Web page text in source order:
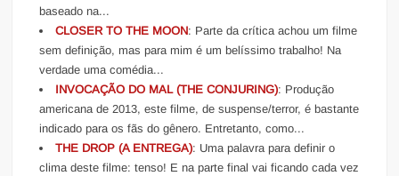
baseado na...
CLOSER TO THE MOON: Parte da crítica achou um filme
sem definição, mas para mim é um belíssimo trabalho! Na
verdade uma comédia...
INVOCAÇÃO DO MAL (THE CONJURING): Produção
americana de 2013, este filme, de suspense/terror, é bastante
indicado para os fãs do gênero. Entretanto, como...
THE DROP (A ENTREGA): Uma palavra para definir o
clima deste filme: tenso! E na parte final vai ficando cada vez